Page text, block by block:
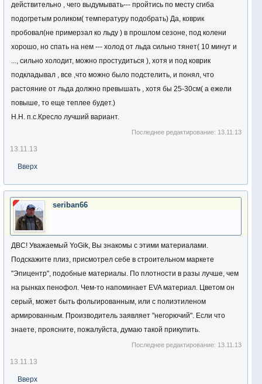
действительно , чего выдумывать--- пройтись по месту сгиба
подогретым роликом( температуру подобрать) Да, коврик
пробовал(не примерзал ко льду ) в прошлом сезоне, под колени
хорошо, но спать на нем --- холод от льда сильно тянет( 10 минут и
..., сильно холодит, можно простудиться ), хотя и под коврик
подкладывал , все ,что можно было подстелить, и понял, что
растояние от льда должно превышать , хотя бы 25-30см( а ежели
повыше, то еще теплее будет.)
Н.Н. п.с.Кресло лучший вариант.
Последнее редактирование: 13.11.13
13.11.13
Вверх
seriban66
ДВС! Уважаемый YoGik, Вы знакомы с этими материалами.
Подскажите плиз, присмотрел себе в строительном маркете
"Эпицентр", подобные материалы. По плотности в разы лучше, чем
на рынках пенофол. Чем-то напоминает EVA материал. Цветом он
серый, может быть фольгированным, или c полиэтиленом
армированным. Производитель заявляет "негорючий". Если что
знаете, проясните, пожалуйста, думаю такой прикупить.
Последнее редактирование: 13.11.13
13.11.13
Вверх